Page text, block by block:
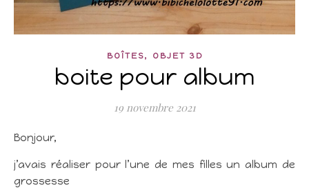
BOÎTES, OBJET 3D
boite pour album
19 novembre 2021
Bonjour,
j’avais réaliser pour l’une de mes filles un album de
grossesse